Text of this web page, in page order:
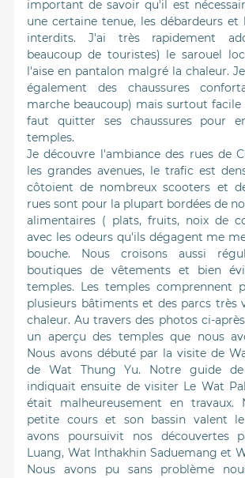
important de savoir qu'il est
une certaine tenue, les débardeurs et
interdits. J'ai très rapidement
beaucoup de touristes) le sarouel
l'aise en pantalon malgré la chaleur.
également des chaussures
marche beaucoup) mais surtout facile
faut quitter ses chaussures pour
temples.
Je découvre l'ambiance des rues de
les grandes avenues, le trafic est
côtoient de nombreux scooters et
rues sont pour la plupart bordées de
alimentaires ( plats, fruits, noix de
avec les odeurs qu'ils dégagent me
bouche. Nous croisons aussi
boutiques de vêtements et bien
temples. Les temples comprennent
plusieurs bâtiments et des parcs très
chaleur. Au travers des photos ci-
un aperçu des temples que nous
Nous avons débuté par la visite de
de Wat Thung Yu. Notre guide
indiquait ensuite de visiter Le Wat
était malheureusement en travaux.
petite cours et son bassin valent
avons poursuivit nos découvertes
Luang, Wat Inthakhin Saduemang et
Nous avons pu sans problème